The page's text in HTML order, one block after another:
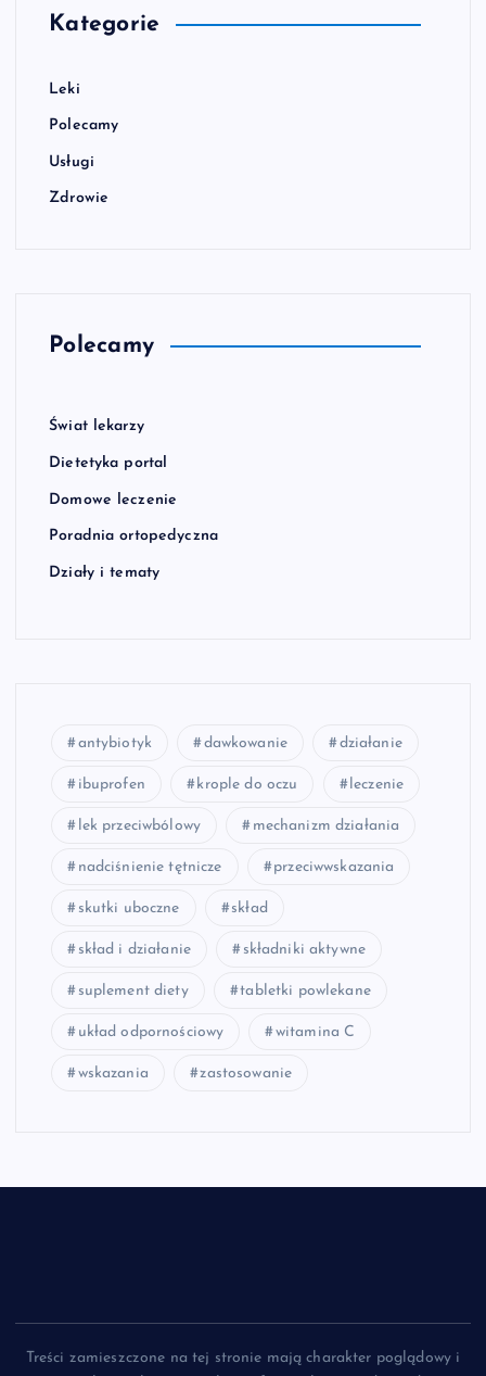
Kategorie
Leki
Polecamy
Usługi
Zdrowie
Polecamy
Świat lekarzy
Dietetyka portal
Domowe leczenie
Poradnia ortopedyczna
Działy i tematy
antybiotyk dawkowanie działanie
ibuprofen krople do oczu leczenie
lek przeciwbólowy mechanizm działania
nadciśnienie tętnicze przeciwwskazania
skutki uboczne skład
skład i działanie składniki aktywne
suplement diety tabletki powlekane
układ odpornościowy witamina C
wskazania zastosowanie
Treści zamieszczone na tej stronie mają charakter poglądowy i